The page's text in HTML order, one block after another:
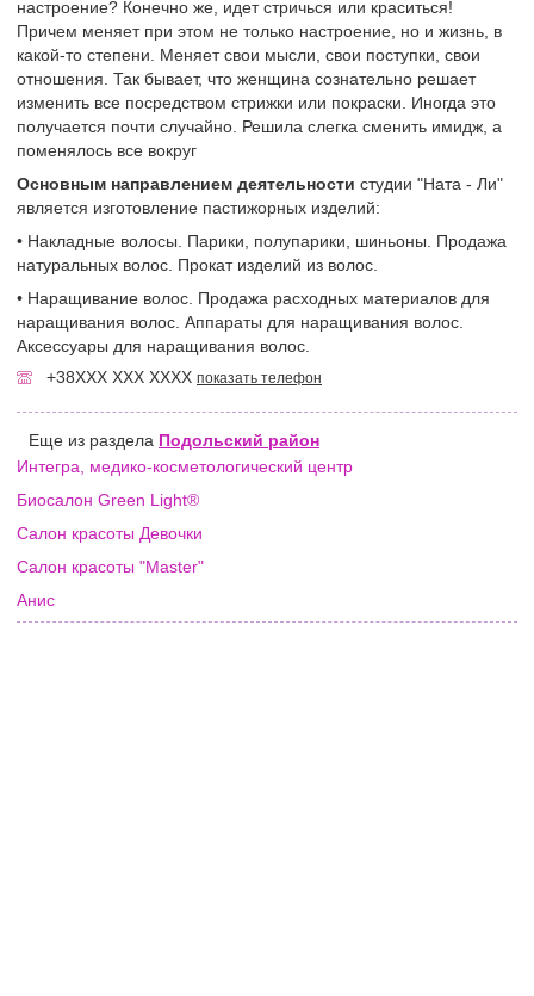
настроение? Конечно же, идет стричься или краситься!
Причем меняет при этом не только настроение, но и жизнь, в
какой-то степени. Меняет свои мысли, свои поступки, свои
отношения. Так бывает, что женщина сознательно решает
изменить все посредством стрижки или покраски. Иногда это
получается почти случайно. Решила слегка сменить имидж, а
поменялось все вокруг
Основным направлением деятельности студии "Ната - Ли"
является изготовление пастижорных изделий:
• Накладные волосы. Парики, полупарики, шиньоны. Продажа
натуральных волос. Прокат изделий из волос.
• Наращивание волос. Продажа расходных материалов для
наращивания волос. Аппараты для наращивания волос.
Аксессуары для наращивания волос.
+38XXX XXX XXXX показать телефон
Еще из раздела Подольский район
Интегра, медико-косметологический центр
Биосалон Green Light®
Салон красоты Девочки
Салон красоты "Master"
Анис